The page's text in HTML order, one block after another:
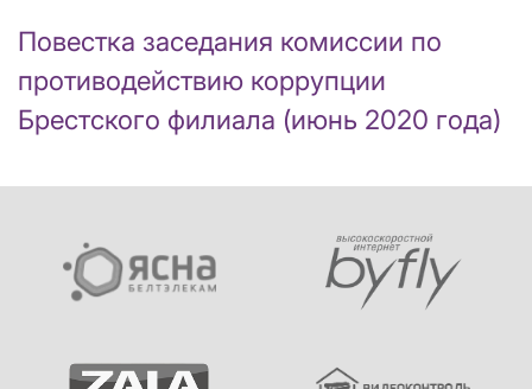
Повестка заседания комиссии по
противодействию коррупции
Брестского филиала (июнь 2020 года)